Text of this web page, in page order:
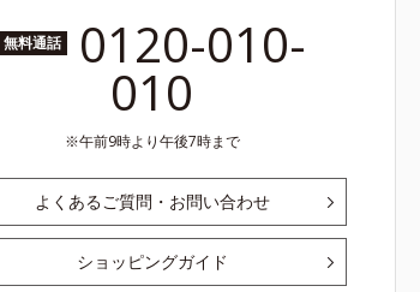
無料通話 0120-010-
010
午前9時より午後7時まで
よくあるご質問・お問い合わせ
ショッピングガイド